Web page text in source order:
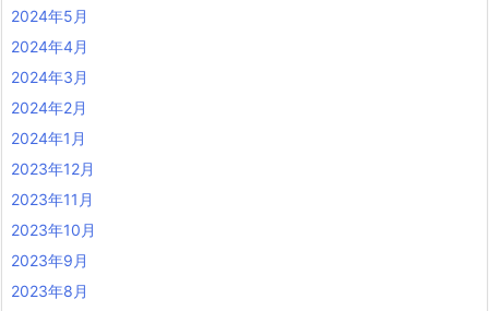
2024年5月
2024年4月
2024年3月
2024年2月
2024年1月
2023年12月
2023年11月
2023年10月
2023年9月
2023年8月